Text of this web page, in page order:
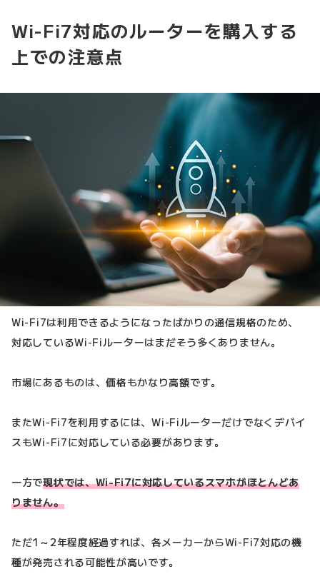
Wi-Fi7対応のルーターを購入する
上での注意点
Wi-Fi7は利用できるようになったばかりの通信規格のため、
対応しているWi-Fiルーターはまだそう多くありません。
市場にあるものは、価格もかなり高額です。
またWi-Fi7を利用するには、Wi-Fiルーターだけでなくデバイ
スもWi-Fi7に対応している必要があります。
一方で現状では、Wi-Fi7に対応しているスマホがほとんどあ
りません。
ただ1～2年程度経過すれば、各メーカーからWi-Fi7対応の機
種が発売される可能性が高いです。